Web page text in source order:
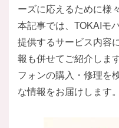
ーズに応えるために様
本記事では、TOKAIモ
提供するサービス内容
報も併せてご紹介しま
フォンの購入・修理を
な情報をお届けします。